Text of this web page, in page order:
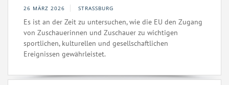
26 MÄRZ 2026 STRASSBURG
Es ist an der Zeit zu untersuchen, wie die EU den Zugang
von Zuschauerinnen und Zuschauer zu wichtigen
sportlichen, kulturellen und gesellschaftlichen
Ereignissen gewährleistet.